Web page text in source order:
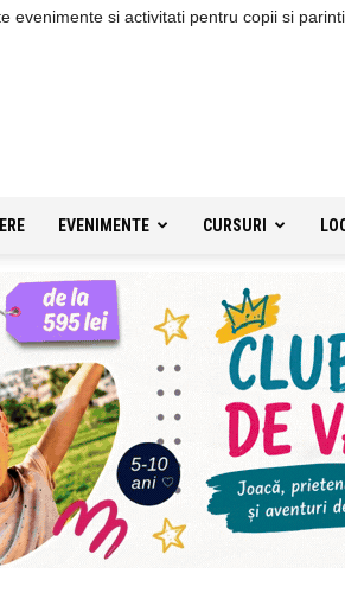
evenimente si activitati pentru copii si parinti
EVENIMENTE CURSURI